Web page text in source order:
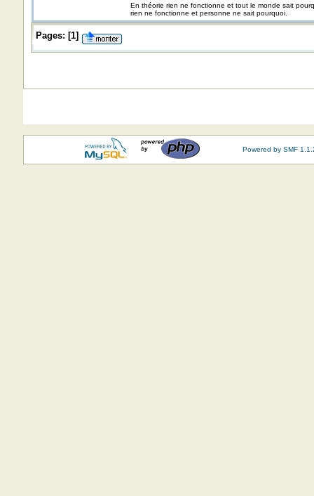
En théorie rien ne fonctionne et tout le monde sait
rien ne fonctionne et personne ne sait pourquoi.
Pages: [1]
Powered by SMF